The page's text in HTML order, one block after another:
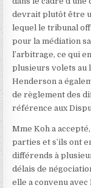
devrait plutôt être
lequel le tribunal
pour la médiation
l’arbitrage, ce qui
plusieurs volets au
Henderson a
de règlement des
référence aux
Mme Koh a
parties et s’ils ont
différends à
délais de
elle a convenu